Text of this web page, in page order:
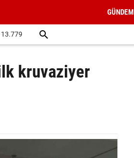
GÜNDEM
13.779
kruvaziyer